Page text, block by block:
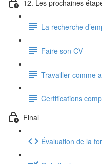
12. Les prochaines
La recherche
Faire son CV
Travailler comme
Certifications
Final
Évaluation de la